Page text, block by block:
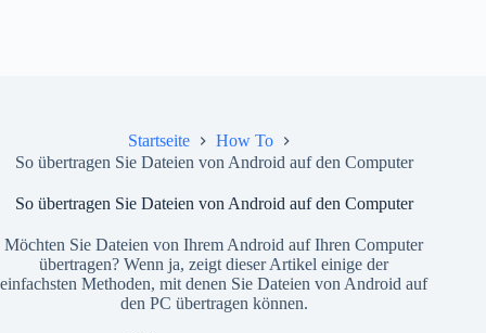
Startseite
How To
So übertragen Sie Dateien von Android auf den Computer
So übertragen Sie Dateien von Android auf den Computer
Möchten Sie Dateien von Ihrem Android auf Ihren Computer
übertragen? Wenn ja, zeigt dieser Artikel einige der
einfachsten Methoden, mit denen Sie Dateien von Android auf
den PC übertragen können.